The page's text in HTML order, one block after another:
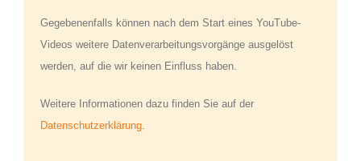
Gegebenenfalls können nach dem Start eines YouTube-
Videos weitere Datenverarbeitungsvorgänge ausgelöst
werden, auf die wir keinen Einfluss haben.
Weitere Informationen dazu finden Sie auf der
Datenschutzerklärung